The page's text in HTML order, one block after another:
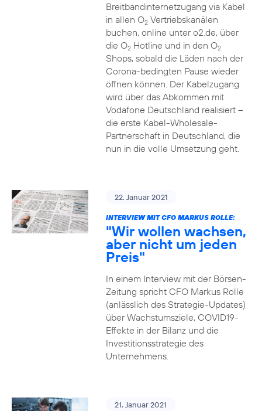
Breitbandinternetzugang via Kabel
in allen O2Vertriebskanälen
buchen, online unter o2.de, über
die O2Hotline und in den O2
Shops, sobald die Läden nach der
Corona-bedingten Pause wieder
öffnen können. Der Kabelzugang
wird über das Abkommen mit
Vodafone Deutschland realisiert –
die erste Kabel-Wholesale-
Partnerschaft in Deutschland, die
nun in die volle Umsetzung geht.
22. Januar 2021
INTERVIEW MIT CFO MARKUS ROLLE:
"Wir wollen wachsen,
aber nicht um jeden
Preis"
In einem Interview mit der Börsen-
Zeitung spricht CFO Markus Rolle
(anlässlich des Strategie-Updates)
über Wachstumsziele, COVID19-
Effekte in der Bilanz und die
Investitionsstrategie des
Unternehmens.
21. Januar 2021